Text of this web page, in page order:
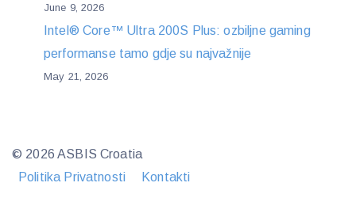
June 9, 2026
Intel® Core™ Ultra 200S Plus: ozbiljne gaming
performanse tamo gdje su najvažnije
May 21, 2026
© 2026 ASBIS Croatia
Politika Privatnosti
Kontakti